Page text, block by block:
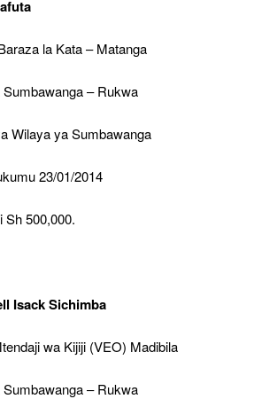
la Kata – Matanga
– Rukwa
Wilaya ya Sumbawanga
23/01/2014
Sh 500,000.
Isack Sichimba
wa Kijiji (VEO) Madibila
– Rukwa